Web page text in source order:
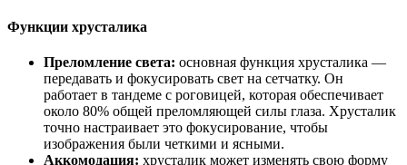
Функции хрусталика
Преломление света: основная функция хрусталика —
передавать и фокусировать свет на сетчатку. Он
работает в тандеме с роговицей, которая обеспечивает
около 80% общей преломляющей силы глаза. Хрусталик
точно настраивает это фокусирование, чтобы
изображения были четкими и ясными.
Аккомодация: хрусталик может изменять свою форму